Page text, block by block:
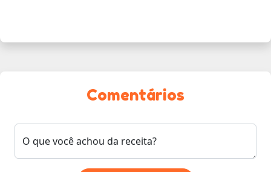
Comentários
O que você achou da receita?